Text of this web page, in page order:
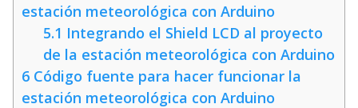
estación meteorológica con Arduino
5.1 Integrando el Shield LCD al proyecto
de la estación meteorológica con Arduino
6 Código fuente para hacer funcionar la
estación meteorológica con Arduino